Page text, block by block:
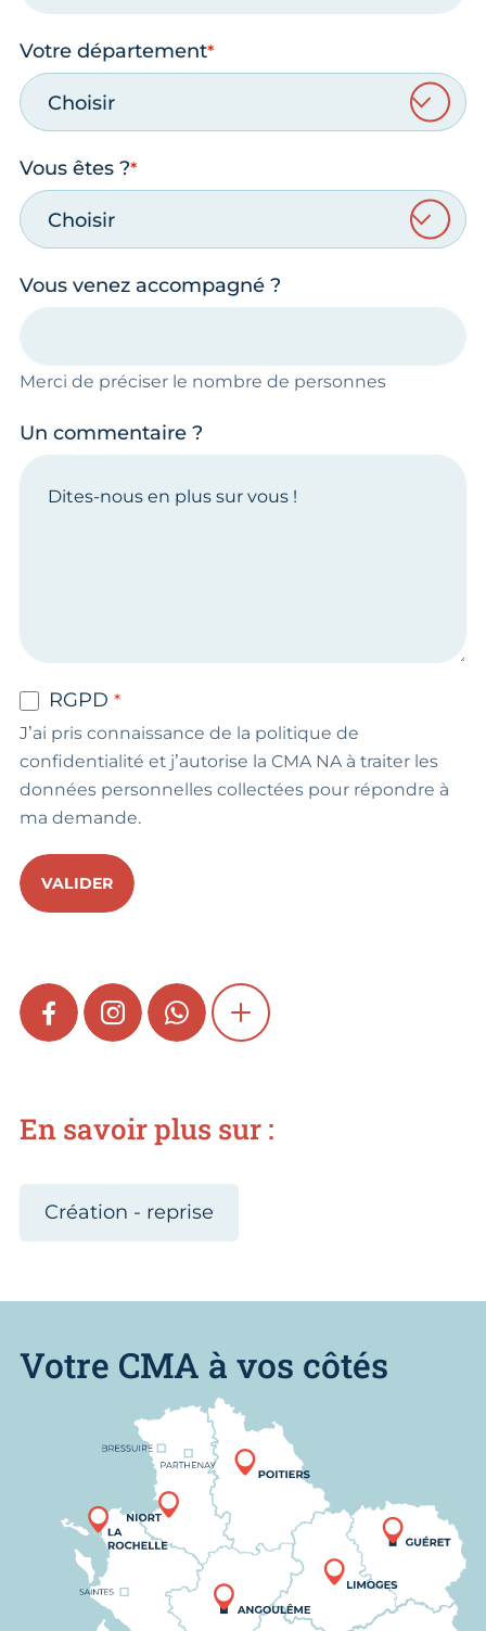
Votre département
Choisir
Vous êtes ?
Choisir
Vous venez accompagné ?
Merci de préciser le nombre de personnes
Un commentaire ?
RGPD
J’ai pris connaissance de la politique de
confidentialité et j’autorise la CMA NA à traiter les
données personnelles collectées pour répondre à
ma demande.
VALIDER
FACEBOOKINSTAGRAMWHATSAPPSHOW MORE
En savoir plus sur :
Création - reprise
Votre CMA à vos côtés